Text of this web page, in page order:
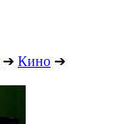
➔ Кино ➔